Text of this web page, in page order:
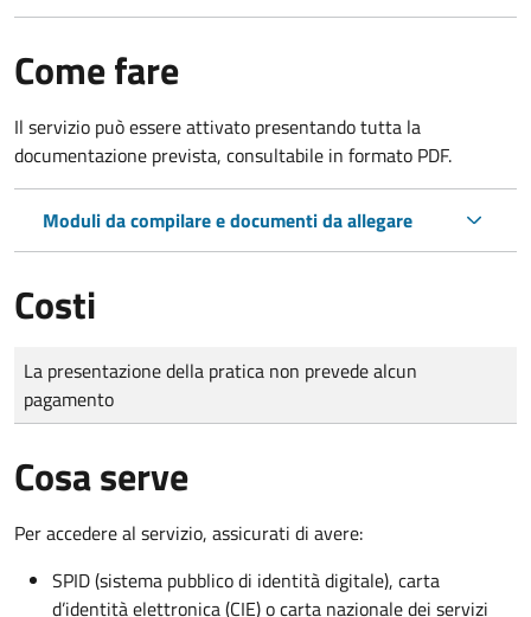
Come fare
Il servizio può essere attivato presentando tutta la
documentazione prevista, consultabile in formato PDF.
Moduli da compilare e documenti da allegare
Costi
Tipo di pagamento
Importo
La presentazione della pratica non prevede alcun
pagamento
Cosa serve
Per accedere al servizio, assicurati di avere:
SPID (sistema pubblico di identità digitale), carta
d’identità elettronica (CIE) o carta nazionale dei servizi